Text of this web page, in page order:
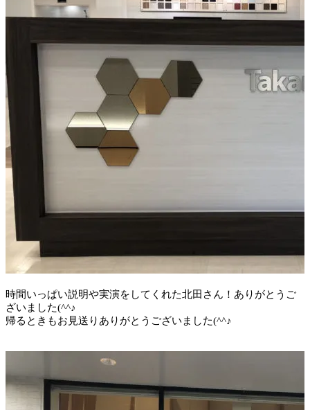
時間いっぱい説明や実演をしてくれた北田さん！ありがとうご
ざいました(^^♪
帰るときもお見送りありがとうございました(^^♪